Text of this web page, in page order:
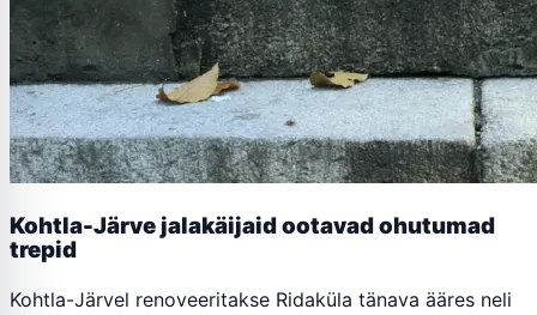
Kohtla-Järve jalakäijaid ootavad ohutumad
trepid
Kohtla-Järvel renoveeritakse Ridaküla tänava ääres neli